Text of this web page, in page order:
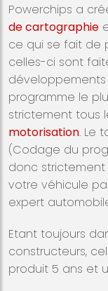
Powerchips a
de cartographie
ce qui se fait de
celles-ci sont
développements
programme le
strictement tous
motorisation. Le
(Codage du
donc
votre véhicule
expert
Etant toujours
constructeurs,
produit 5 ans et